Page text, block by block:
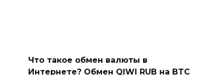
Что такое обмен валюты в
Интернете? Обмен QIWI RUB на BTC